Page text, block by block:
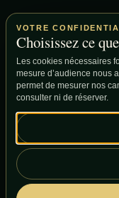
2 Route de Brû ·
Cottages
Fraispertuis
Menu découverte
Faire une demande
© Domaine des Graminées
VOTRE
Choisissez ce
Les cookies nécessaires
mesure d’audience nous
permet de mesurer nos
consulter ni de réserver.